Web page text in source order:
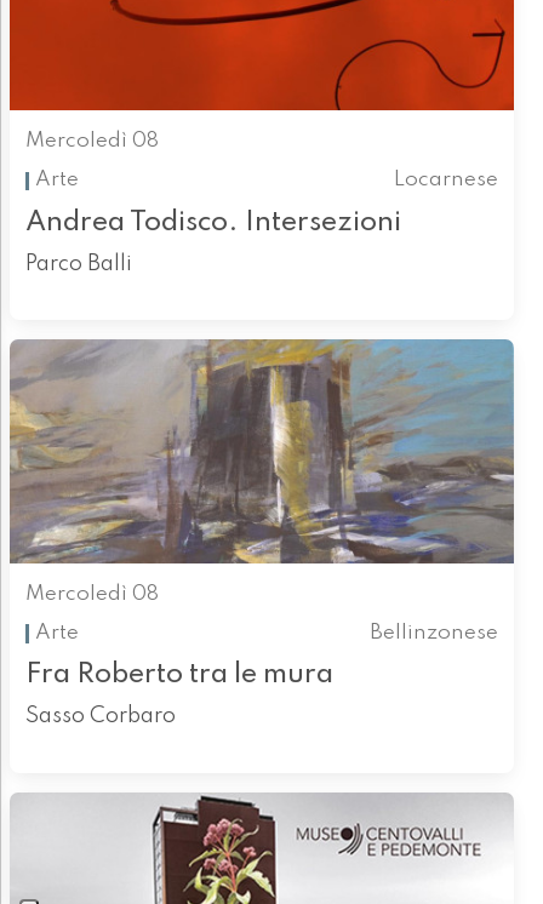
Mercoledì 08
Arte
Locarnese
Andrea Todisco. Intersezioni
Parco Balli
Mercoledì 08
Arte
Bellinzonese
Fra Roberto tra le mura
Sasso Corbaro